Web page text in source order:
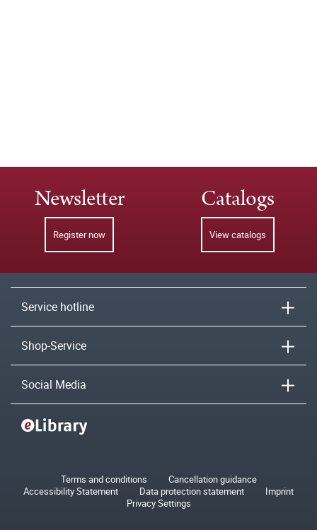
Newsletter
Register now
Catalogs
View catalogs
Service hotline
Shop-Service
Social Media
Terms and conditions
Cancellation guidance
Accessibility Statement
Data protection statement
Imprint
Privacy Settings